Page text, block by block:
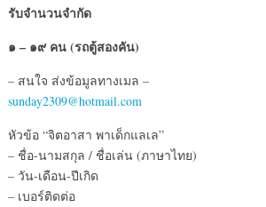
รับจำนวนจำกัด
๑ – ๑๙ คน (รถตู้สองคัน)
– สนใจ ส่งข้อมูลทางเมล –
sunday2309@hotmail.com
หัวข้อ “จิตอาสา พาเด็กแลเล”
– ชื่อ-นามสกุล / ชื่อเล่น (ภาษาไทย)
– วัน-เดือน-ปีเกิด
– เบอร์ติดต่อ